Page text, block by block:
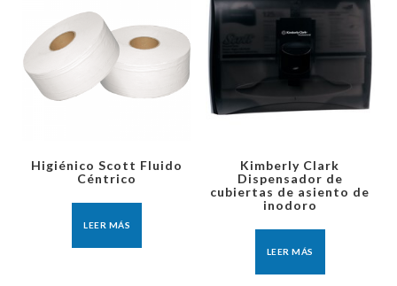
Higiénico Scott Fluido
Céntrico
LEER MÁS
Kimberly Clark
Dispensador de
cubiertas de asiento de
inodoro
LEER MÁS